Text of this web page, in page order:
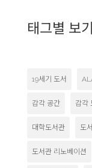
태그별 보기
19세기 도서
감각 공간 감각
대학도서관 도
도서관 리노베이션